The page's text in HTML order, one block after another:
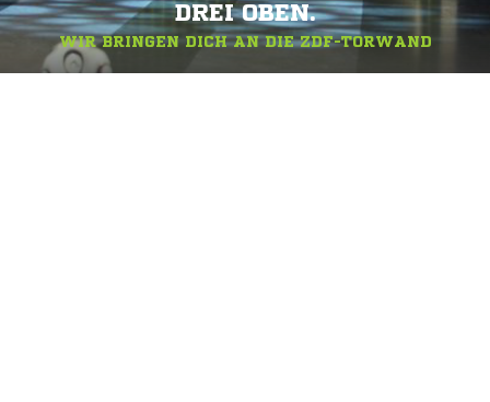
DREI OBEN.
WIR BRINGEN DICH AN DIE ZDF-TORWAND